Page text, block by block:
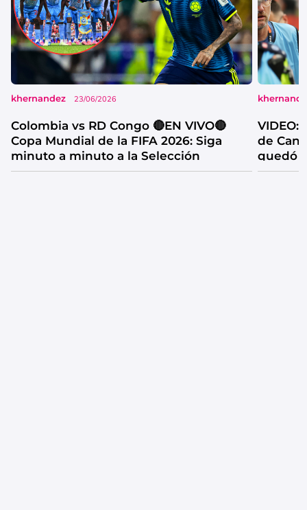
khernandez 23/06/2026
Colombia vs RD Congo 🔴EN VIVO🔴
Copa Mundial de la FIFA 2026: Siga
minuto a minuto a la Selección
VIDEO:
de
quedó